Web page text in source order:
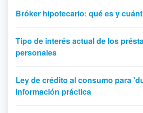
Bróker hipotecario: qué es y
Tipo de interés actual de los
personales
Ley de crédito al consumo para
información práctica